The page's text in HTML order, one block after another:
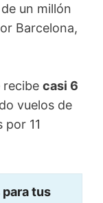
un millón
Barcelona,
recibe casi 6
vuelos de
11
tus